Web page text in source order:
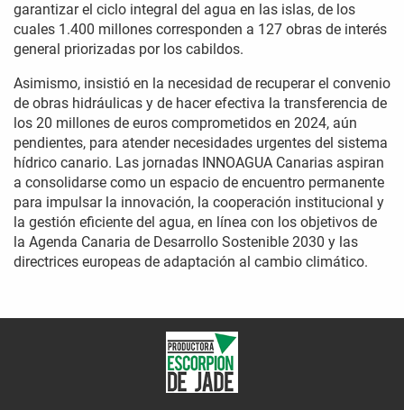
garantizar el ciclo integral del agua en las islas, de los
cuales 1.400 millones corresponden a 127 obras de interés
general priorizadas por los cabildos.
Asimismo, insistió en la necesidad de recuperar el convenio
de obras hidráulicas y de hacer efectiva la transferencia de
los 20 millones de euros comprometidos en 2024, aún
pendientes, para atender necesidades urgentes del sistema
hídrico canario. Las jornadas INNOAGUA Canarias aspiran
a consolidarse como un espacio de encuentro permanente
para impulsar la innovación, la cooperación institucional y
la gestión eficiente del agua, en línea con los objetivos de
la Agenda Canaria de Desarrollo Sostenible 2030 y las
directrices europeas de adaptación al cambio climático.